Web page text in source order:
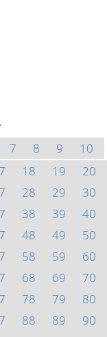
7 8 9
10
18 19
20
28 29
30
38 39
40
48 49
50
58 59
60
68 69
70
78 79
80
88 89
90